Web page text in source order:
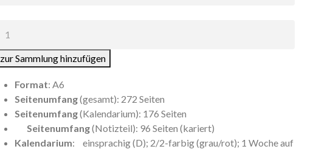
zur Sammlung hinzufügen
Format: A6
Seitenumfang(gesamt): 272 Seiten
Seitenumfang(Kalendarium): 176 Seiten
Seitenumfang(Notizteil): 96 Seiten (kariert)
Kalendarium: einsprachig (D); 2/2-farbig (grau/rot); 1 Woche auf